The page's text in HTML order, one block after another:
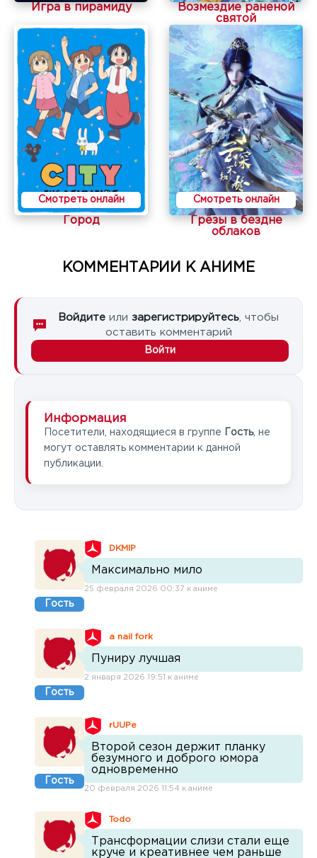
Игра в пирамиду
Возмездие раненой
святой
Смотреть онлайн
Город
Смотреть онлайн
Грёзы в бездне
облаков
КОММЕНТАРИИ К АНИМЕ
Войдите или зарегистрируйтесь , чтобы
оставить комментарий
Войти
Информация
Посетители, находящиеся в группе Гость, не
могут оставлять комментарии к данной
публикации.
Гость
DKMIP
Максимально мило
25 февраля 2026 00:37 к аниме
Гость
a nail fork
Пуниру лучшая
2 января 2026 19:51 к аниме
Гость
rUUPe
Второй сезон держит планку
безумного и доброго юмора
одновременно
20 февраля 2026 11:54 к аниме
Todo
Трансформации слизи стали еще
круче и креативнее чем раньше